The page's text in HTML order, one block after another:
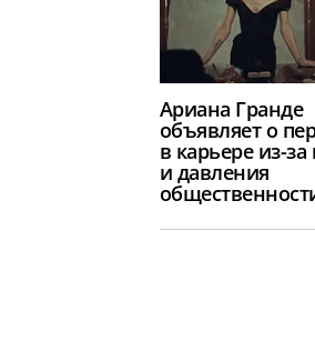
Ариана Гранде
объявляет о
в карьере из-
и давления